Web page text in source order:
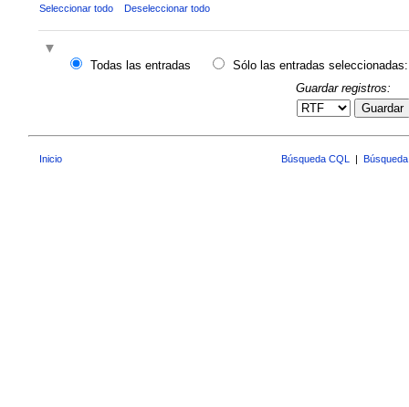
Seleccionar todo Deseleccionar todo
Todas las entradas
Sólo las entradas seleccionadas:
Guardar registros:
Guardar
Inicio Búsqueda CQL